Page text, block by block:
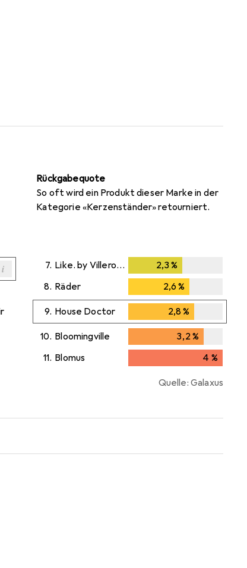
i
Rückgabequote
So oft wird ein Produkt dieser Marke in der
Kategorie «Kerzenständer» retourniert.
7. Like. by Villeroy & Boch 2,3%
8. Räder 2,6%
9. House Doctor 2,8%
2,8%
10. Bloomingville 3,2%
3,2%
11. Blomus 4 %
Quelle: Galaxus